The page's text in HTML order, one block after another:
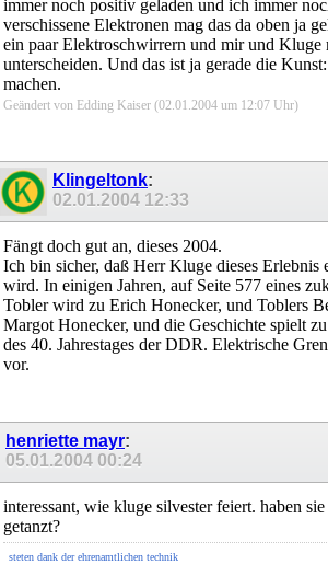
immer noch positiv geladen und ich immer
verschissene Elektronen mag das da oben ja
ein paar Elektroschwirrern und mir und Kluge
unterscheiden. Und das ist ja gerade die
machen.
Geändert von Edding Kaiser (02.01.2004 um 12:07 Uhr)
Klingeltonk:
02.01.2004 12:33
Fängt doch gut an, dieses 2004.
Ich bin sicher, daß Herr Kluge dieses Erlebnis
wird. In einigen Jahren, auf Seite 577 eines
Tobler wird zu Erich Honecker, und Toblers
Margot Honecker, und die Geschichte spielt
des 40. Jahrestages der DDR. Elektrische
vor.
henriette mayr:
05.01.2004 00:24
interessant, wie kluge silvester feiert. haben
getanzt?
steten dank der ehrenamtlichen technik